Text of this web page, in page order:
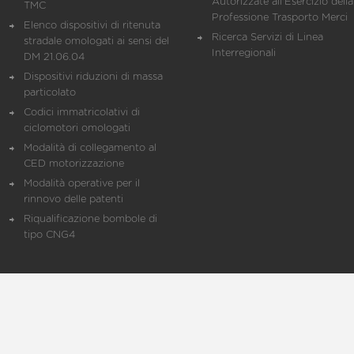
TMC
Elenco dispositivi di ritenuta
stradale omologati ai sensi del
DM 21.06.04
Dispositivi riduzioni di massa
particolato
Codici immatricolativi di
ciclomotori omologati
Modalità di collegamento al
CED motorizzazione
Modalità operative per il
rinnovo delle patenti
Riqualificazione bombole di
tipo CNG4
Professione Trasporto Merci
Ricerca Servizi di Linea
Interregionali